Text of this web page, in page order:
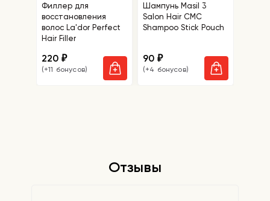
Филлер для
восстановления
волос La'dor Perfect
Hair Filler
220 ₽
(+11 бонусов)
Шампунь Masil 3
Salon Hair CMC
Shampoo Stick Pouch
90 ₽
(+4 бонусов)
Отзывы